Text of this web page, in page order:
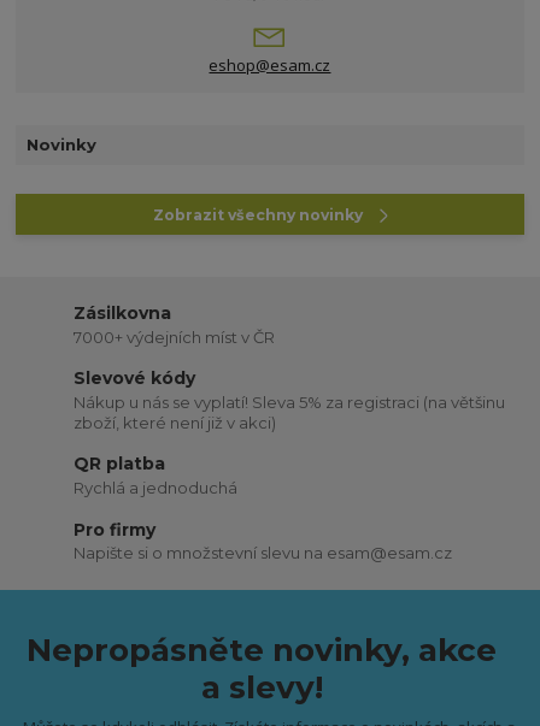
eshop@esam.cz
Novinky
Zobrazit všechny novinky
Zásilkovna
7000+ výdejních míst v ČR
Slevové kódy
Nákup u nás se vyplatí! Sleva 5% za registraci (na většinu
zboží, které není již v akci)
QR platba
Rychlá a jednoduchá
Pro firmy
Napište si o množstevní slevu na esam@esam.cz
Nepropásněte novinky, akce
a slevy!